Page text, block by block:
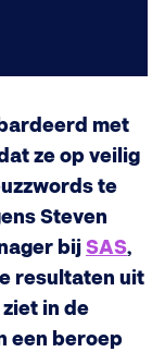
met
ze op veilig
te
Steven
bijSAS,
resultaten uit
in de
een beroep